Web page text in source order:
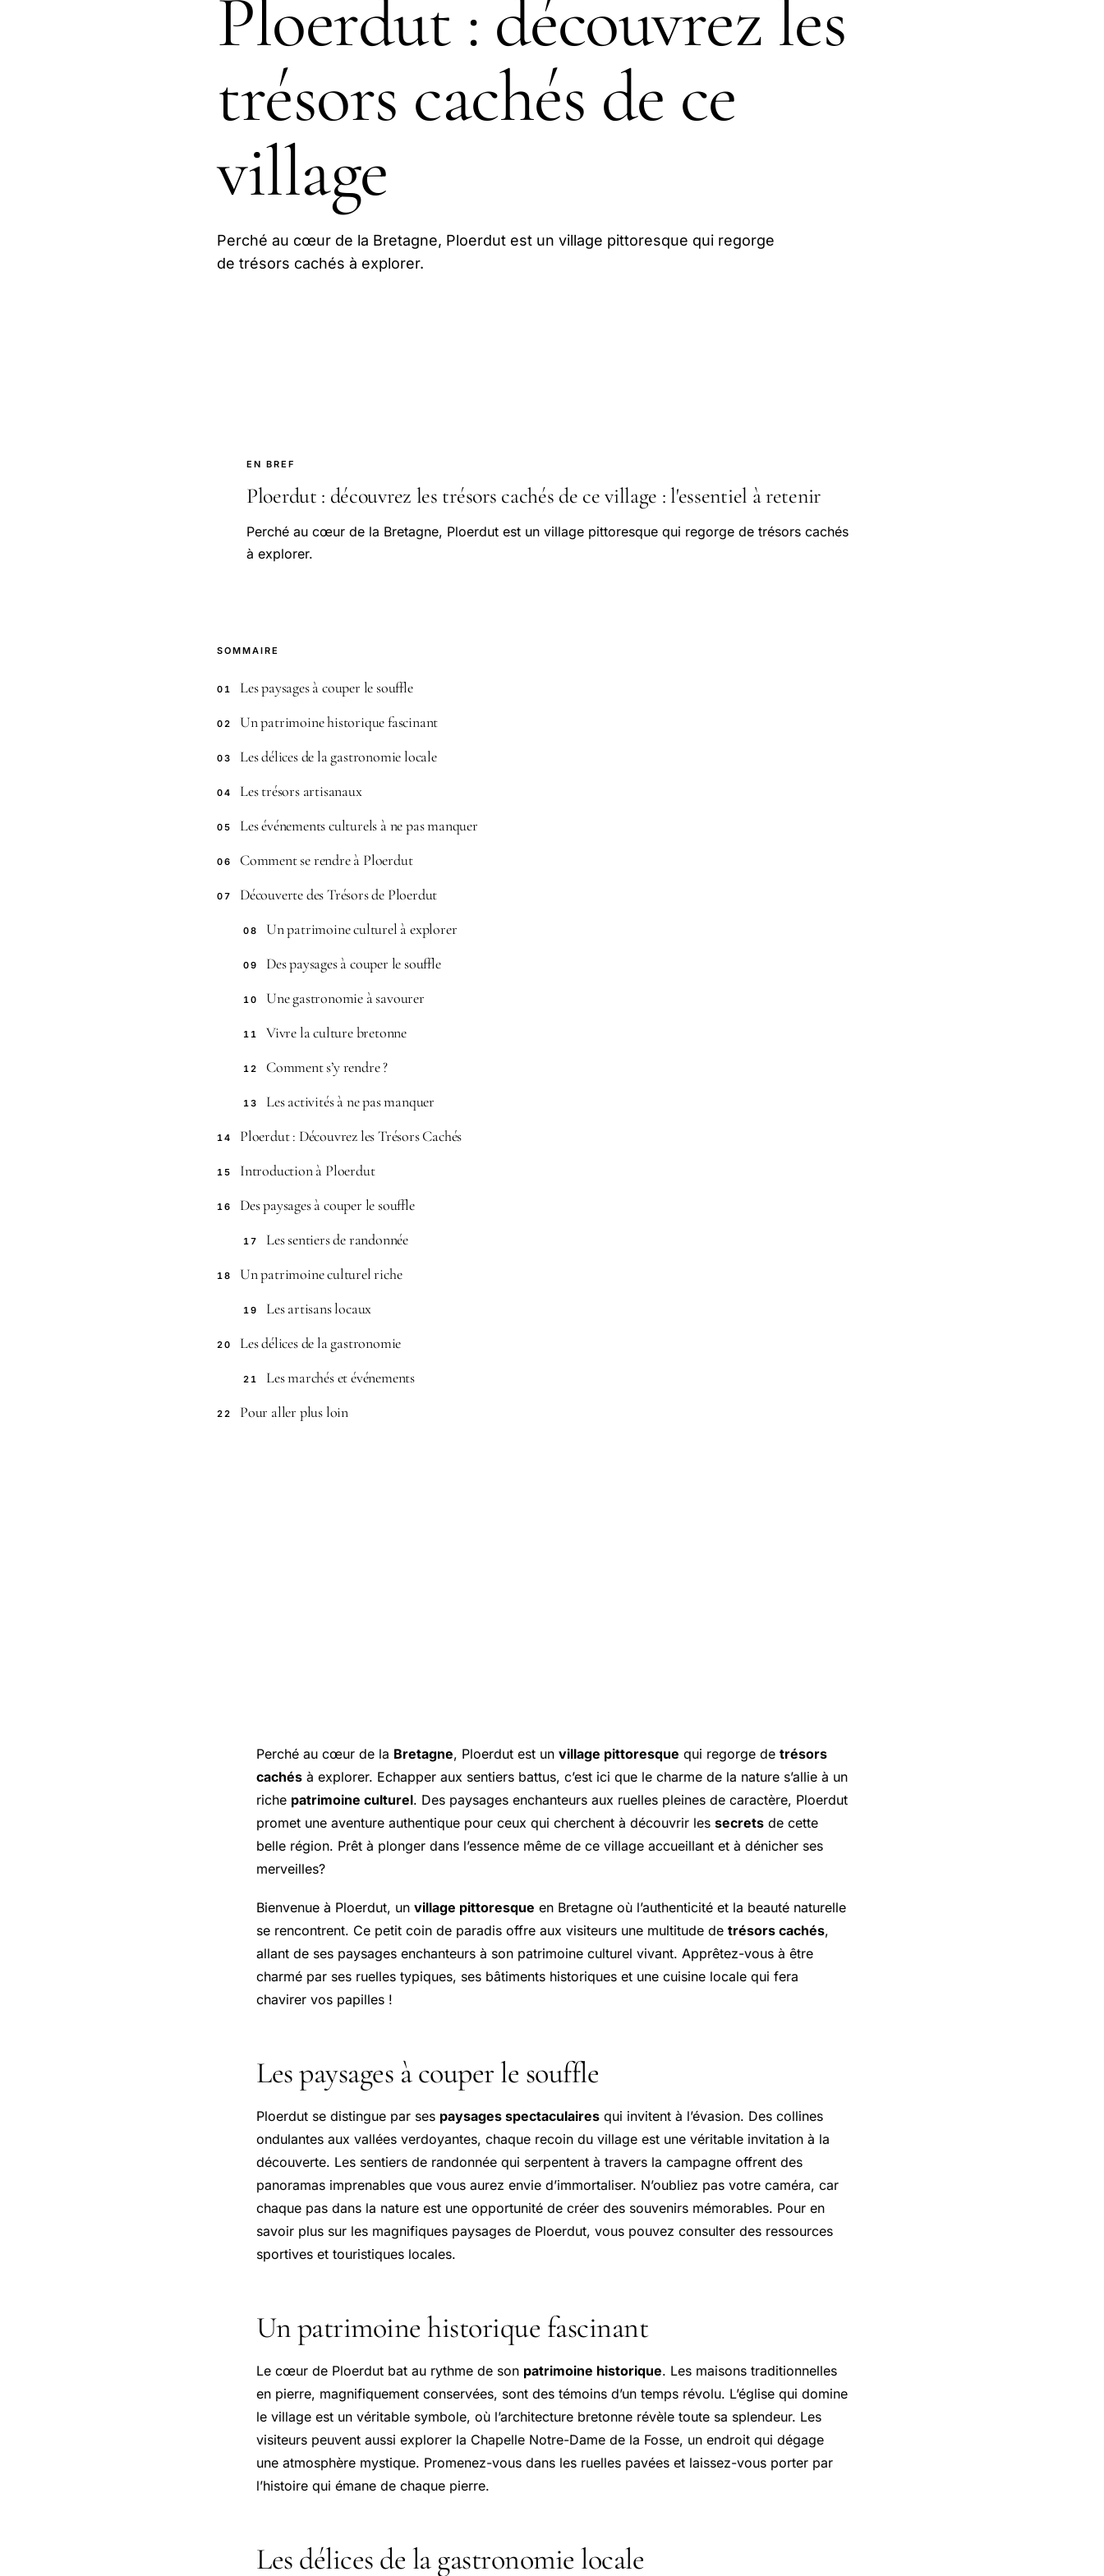
Ploerdut : découvrez les
trésors cachés de ce
village
Perché au cœur de la Bretagne, Ploerdut est un village pittoresque qui regorge
de trésors cachés à explorer.
EN BREF
Ploerdut : découvrez les trésors cachés de ce village : l'essentiel à retenir
Perché au cœur de la Bretagne, Ploerdut est un village pittoresque qui regorge de trésors cachés
à explorer.
SOMMAIRE
01 Les paysages à couper le souffle
02 Un patrimoine historique fascinant
03 Les délices de la gastronomie locale
04 Les trésors artisanaux
05 Les événements culturels à ne pas manquer
06 Comment se rendre à Ploerdut
07 Découverte des Trésors de Ploerdut
08 Un patrimoine culturel à explorer
09 Des paysages à couper le souffle
10 Une gastronomie à savourer
11 Vivre la culture bretonne
12 Comment s’y rendre ?
13 Les activités à ne pas manquer
14 Ploerdut : Découvrez les Trésors Cachés
15 Introduction à Ploerdut
16 Des paysages à couper le souffle
17 Les sentiers de randonnée
18 Un patrimoine culturel riche
19 Les artisans locaux
20 Les délices de la gastronomie
21 Les marchés et événements
22 Pour aller plus loin
Perché au cœur de la Bretagne, Ploerdut est un village pittoresque qui regorge de trésors
cachés à explorer. Echapper aux sentiers battus, c’est ici que le charme de la nature s’allie à un
riche patrimoine culturel. Des paysages enchanteurs aux ruelles pleines de caractère, Ploerdut
promet une aventure authentique pour ceux qui cherchent à découvrir les secrets de cette
belle région. Prêt à plonger dans l’essence même de ce village accueillant et à dénicher ses
merveilles?
Bienvenue à Ploerdut, un village pittoresque en Bretagne où l’authenticité et la beauté naturelle
se rencontrent. Ce petit coin de paradis offre aux visiteurs une multitude de trésors cachés,
allant de ses paysages enchanteurs à son patrimoine culturel vivant. Apprêtez-vous à être
charmé par ses ruelles typiques, ses bâtiments historiques et une cuisine locale qui fera
chavirer vos papilles !
Les paysages à couper le souffle
Ploerdut se distingue par ses paysages spectaculaires qui invitent à l’évasion. Des collines
ondulantes aux vallées verdoyantes, chaque recoin du village est une véritable invitation à la
découverte. Les sentiers de randonnée qui serpentent à travers la campagne offrent des
panoramas imprenables que vous aurez envie d’immortaliser. N’oubliez pas votre caméra, car
chaque pas dans la nature est une opportunité de créer des souvenirs mémorables. Pour en
savoir plus sur les magnifiques paysages de Ploerdut, vous pouvez consulter des ressources
sportives et touristiques locales.
Un patrimoine historique fascinant
Le cœur de Ploerdut bat au rythme de son patrimoine historique. Les maisons traditionnelles
en pierre, magnifiquement conservées, sont des témoins d’un temps révolu. L’église qui domine
le village est un véritable symbole, où l’architecture bretonne révèle toute sa splendeur. Les
visiteurs peuvent aussi explorer la Chapelle Notre-Dame de la Fosse, un endroit qui dégage
une atmosphère mystique. Promenez-vous dans les ruelles pavées et laissez-vous porter par
l’histoire qui émane de chaque pierre.
Les délices de la gastronomie locale